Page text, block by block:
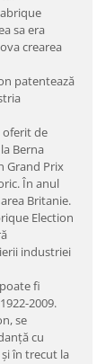
sa era
crearea
patentează
oferit de
Berna
Grand Prix
În anul
Britanie.
Election
industriei
fi
2009.
se
cu
în trecut la